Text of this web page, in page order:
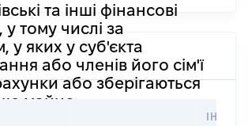
та інші фінансові
тому числі за
у яких у суб'єкта
або членів його сім'ї
або зберігаються
майно